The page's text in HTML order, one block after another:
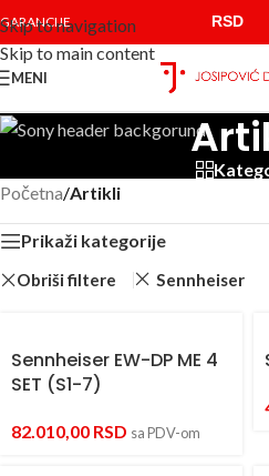
Skip to navigation
Skip to main content
GARANCIJE RSD
MENI
Početna/Artikli
Prikaži kategorije
Obriši filtere Sennheiser
Sennheiser EW-DP ME 4
SET (S1-7)
82.010,00 RSD sa PDV-om